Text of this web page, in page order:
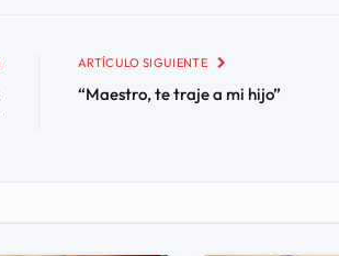
ARTÍCULO SIGUIENTE
“Maestro, te traje a mi hijo”